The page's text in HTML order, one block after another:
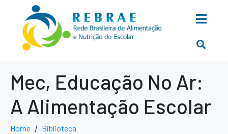
Mec, Educação No Ar:
A Alimentação Escolar
Home Biblioteca